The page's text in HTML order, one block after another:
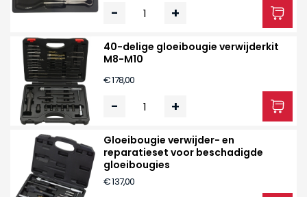
- +
40-delige gloeibougie verwijderkit
M8-M10
€ 178,00
- +
Gloeibougie verwijder- en
reparatieset voor beschadigde
gloeibougies
€ 137,00